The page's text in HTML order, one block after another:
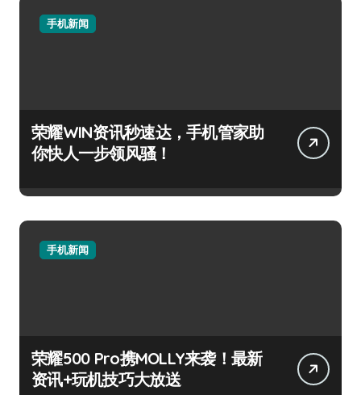
手机新闻
荣耀WIN资讯秒速达，手机管家助
你快人一步领风骚！
手机新闻
荣耀500 Pro携MOLLY来袭！最新
资讯+玩机技巧大放送